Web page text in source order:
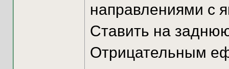
направлениями с
Ставить на
Отрицательным